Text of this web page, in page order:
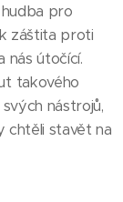
pro
záštita proti
nás útočící.
takového
nástrojů,
chtěli stavět na